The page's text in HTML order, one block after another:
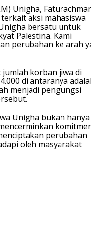
Unigha,
aksi mahasiswa
bersatu untuk
Palestina. Kami
perubahan ke arah
korban jiwa di
di antaranya
menjadi pengungsi
Unigha bukan hanya
perubahan
oleh masyarakat